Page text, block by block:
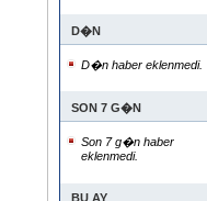
D�N
D�n haber eklenmedi.
SON 7 G�N
Son 7 g�n haber
eklenmedi.
BU AY